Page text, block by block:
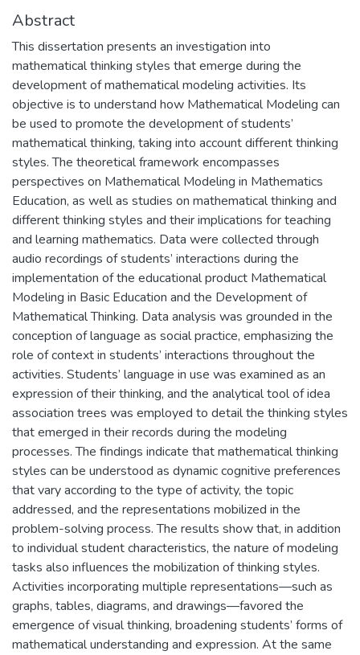
Abstract
This dissertation presents an investigation into
mathematical thinking styles that emerge during the
development of mathematical modeling activities. Its
objective is to understand how Mathematical Modeling can
be used to promote the development of students’
mathematical thinking, taking into account different thinking
styles. The theoretical framework encompasses
perspectives on Mathematical Modeling in Mathematics
Education, as well as studies on mathematical thinking and
different thinking styles and their implications for teaching
and learning mathematics. Data were collected through
audio recordings of students’ interactions during the
implementation of the educational product Mathematical
Modeling in Basic Education and the Development of
Mathematical Thinking. Data analysis was grounded in the
conception of language as social practice, emphasizing the
role of context in students’ interactions throughout the
activities. Students’ language in use was examined as an
expression of their thinking, and the analytical tool of idea
association trees was employed to detail the thinking styles
that emerged in their records during the modeling
processes. The findings indicate that mathematical thinking
styles can be understood as dynamic cognitive preferences
that vary according to the type of activity, the topic
addressed, and the representations mobilized in the
problem-solving process. The results show that, in addition
to individual student characteristics, the nature of modeling
tasks also influences the mobilization of thinking styles.
Activities incorporating multiple representations—such as
graphs, tables, diagrams, and drawings—favored the
emergence of visual thinking, broadening students’ forms of
mathematical understanding and expression. At the same